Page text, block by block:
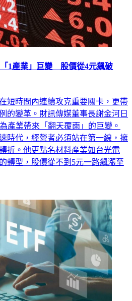
1產業」巨變 股價從4元飆破
短時間內連續攻克重要關卡，更帶
的變革。財訊傳媒董事長謝金河日
產業帶來「翻天覆雨」的巨變。
時代，經營者必須站在第一線，擁
折。他更點名材料產業如台光電
轉型，股價從不到5元一路飆漲至